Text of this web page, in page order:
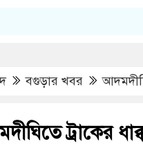
বগুড়ার খবর
ট্রাকের